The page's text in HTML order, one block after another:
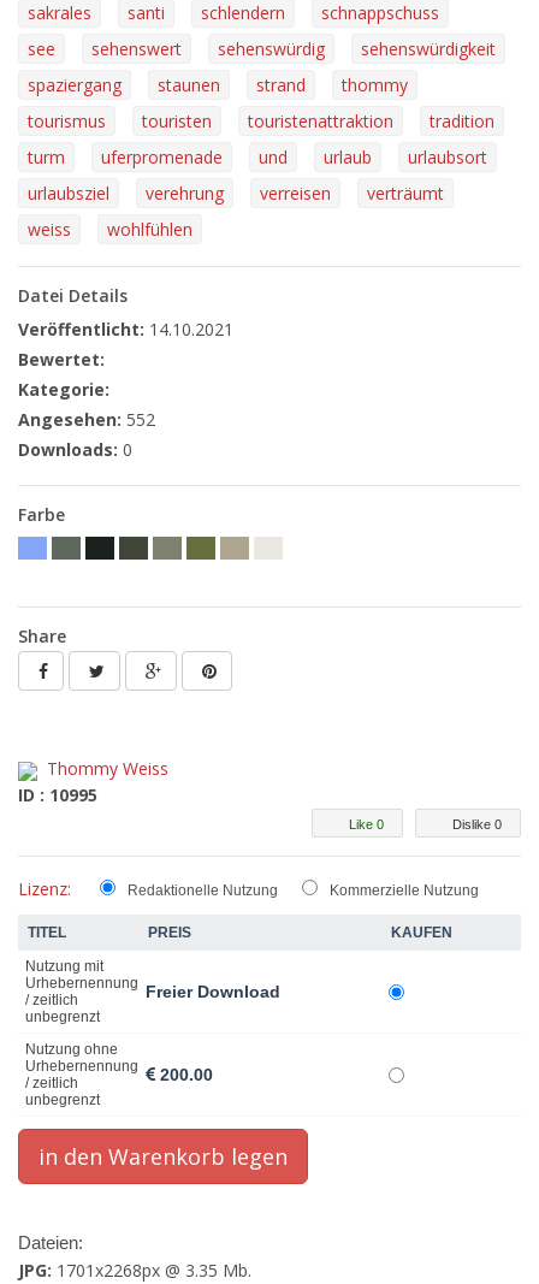
sakrales
santi schlendern
schnappschuss
see
sehenswert sehenswürdig
sehenswürdigkeit
spaziergang
staunen strand
thommy
tourismus
touristen touristenattraktion
tradition
turm
uferpromenade und urlaub
urlaubsort
urlaubsziel
verehrung verreisen
verträumt
weiss
wohlfühlen
Datei Details
Veröffentlicht: 14.10.2021
Bewertet:
Kategorie:
Angesehen: 552
Downloads: 0
Farbe
Share
Thommy Weiss
ID : 10995
Dislike 0
Like 0
Lizenz: Redaktionelle Nutzung Kommerzielle Nutzung
TITEL PREIS
KAUFEN
Nutzung mit
Urhebernennung
/ zeitlich
unbegrenzt
Freier Download
Nutzung ohne
Urhebernennung
/ zeitlich
unbegrenzt
200.00
Dateien:
JPG: 1701x2268px @ 3.35 Mb.